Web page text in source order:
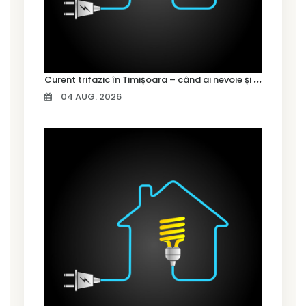
C
urent trifazic în Timișoara – când ai nevoie și cum îl alegi
04 AUG. 2026